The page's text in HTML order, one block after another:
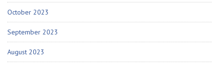
October 2023
September 2023
August 2023